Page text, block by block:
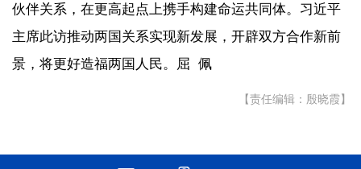
伙伴关系，在更高起点上携手构建命运共同体。习近平
主席此访推动两国关系实现新发展，开辟双方合作新前
景，将更好造福两国人民。屈 佩
【责任编辑：殷晓霞】